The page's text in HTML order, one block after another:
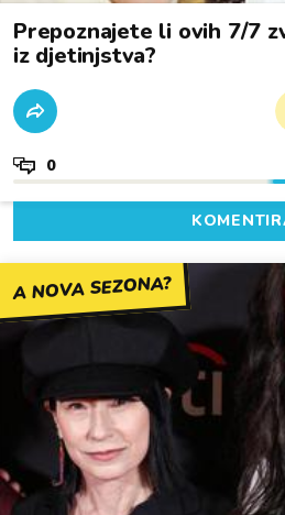
Prepoznajete li ovih 7/7
iz djetinjstva?
0
A NOVA SEZONA?